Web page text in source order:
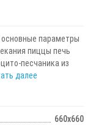
параметры
пиццы печь
песчаника из
далее
660х660